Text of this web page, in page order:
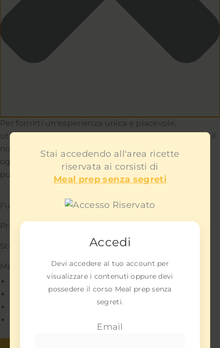
Per fornirti un'esperienza unica e piacevole,
utilizziamo i cookie per capire e aiutarci a migliorare il
nostro sito e servizio. Teniamo a cuore la privacy di
ogni utente e non ti mostreremo contenuti
pubblicitari fastidiosi.
Funzionale Sempre attivo
Preferenze
Statistiche
Marketing
Gestisci opzioni
Gestisci servizi
Gestisci {vendor_count} fornitori
Stai accedendo all'area ricette
riservata ai corsisti di
Meal prep senza segreti
Accedi
Devi accedere al tuo account per
visualizzare i contenuti oppure devi
possedere il corso Meal prep senza
segreti.
Email